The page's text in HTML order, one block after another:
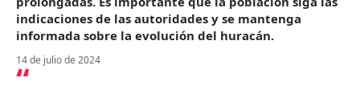
indicaciones de las autoridades y se mantenga
informada sobre la evolución del huracán.
14 de julio de 2024